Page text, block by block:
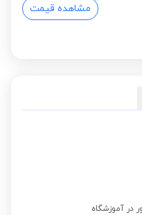
مشاهده قیمت